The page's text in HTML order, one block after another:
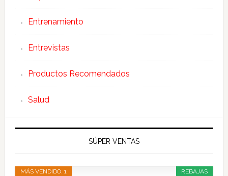
Entrenamiento
Entrevistas
Productos Recomendados
Salud
SÚPER VENTAS
REBAJAS
MÁS VENDIDO. 1